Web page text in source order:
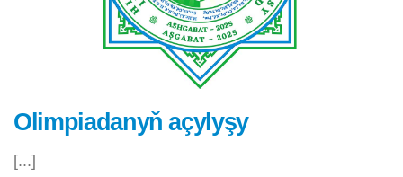
Olimpiadanyň açylyşy
[...]